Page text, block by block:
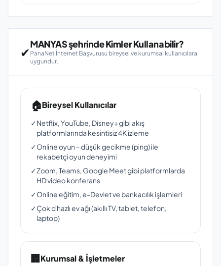
✔
MANYAS şehrinde Kimler Kullanabilir?
PanaNet İnternet Başvurusu bireysel ve kurumsal kullanıcılara
uygundur.
🏠Bireysel Kullanıcılar
✓Netflix, YouTube, Disney+ gibi akış
platformlarında kesintisiz 4K izleme
✓Online oyun – düşük gecikme (ping) ile
rekabetçi oyun deneyimi
✓Zoom, Teams, Google Meet gibi platformlarda
HD video konferans
✓Online eğitim, e-Devlet ve bankacılık işlemleri
✓Çok cihazlı ev ağı (akıllı TV, tablet, telefon,
laptop)
🏢Kurumsal & İşletmeler